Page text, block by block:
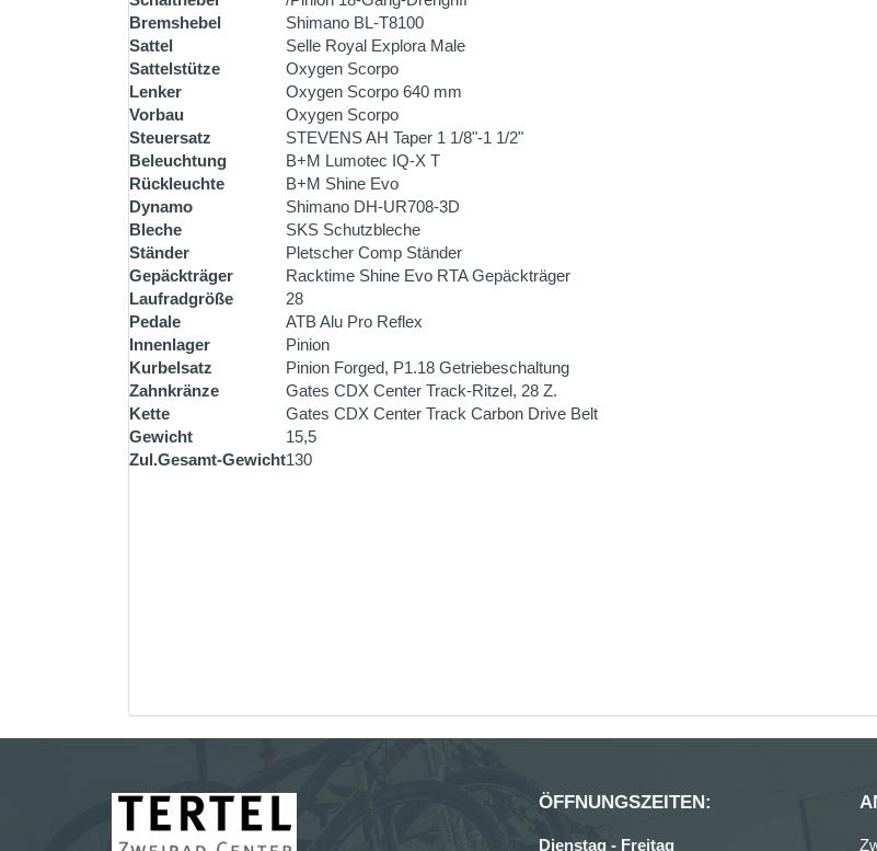
Bremshebel
Shimano BL-T8100
Sattel
Selle Royal Explora Male
Sattelstütze
Oxygen Scorpo
Lenker
Oxygen Scorpo 640 mm
Vorbau
Oxygen Scorpo
Steuersatz
STEVENS AH Taper 1 1/8"-1 1/2"
Beleuchtung
B+M Lumotec IQ-X T
Rückleuchte
B+M Shine Evo
Dynamo
Shimano DH-UR708-3D
Bleche
SKS Schutzbleche
Ständer
Pletscher Comp Ständer
Gepäckträger
Racktime Shine Evo RTA Gepäckträger
Laufradgröße
28
Pedale
ATB Alu Pro Reflex
Innenlager
Pinion
Kurbelsatz
Pinion Forged, P1.18 Getriebeschaltung
Zahnkränze
Gates CDX Center Track-Ritzel, 28 Z.
Kette
Gates CDX Center Track Carbon Drive Belt
Gewicht
15,5
Zul.Gesamt-Gewicht130
ÖFFNUNGSZEITEN:
Dienstag - Freitag